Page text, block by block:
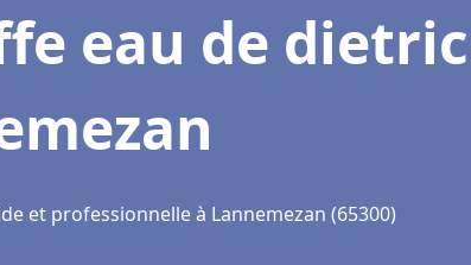
eau de
et professionnelle à Lannemezan (65300)